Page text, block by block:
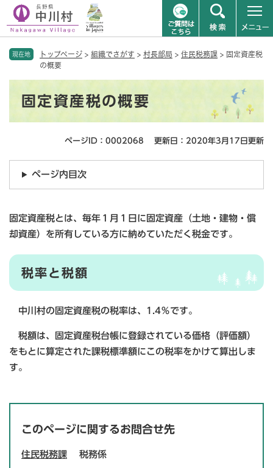
現在地 トップページ > 組織でさがす > 村長部局 > 住民税務課 > 固定資産税
の概要
固定資産税の概要
ページID：0002068 更新日：2020年3月17日更新
ページ内目次
固定資産税とは、毎年１月１日に固定資産（土地・建物・償
却資産）を所有している方に納めていただく税金です。
税率と税額
中川村の固定資産税の税率は、1.4％です。
税額は、固定資産税台帳に登録されている価格（評価額）
をもとに算定された課税標準額にこの税率をかけて算出しま
す。
このページに関するお問合せ先
住民税務課 税務係